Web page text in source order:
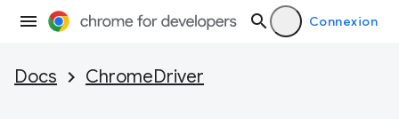
Connexion
Docs ChromeDriver